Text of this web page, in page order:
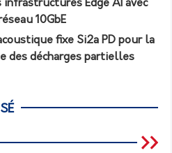
infrastructures Edge AI avec
10GbE
fixe Si2a PD pour la
des décharges partielles